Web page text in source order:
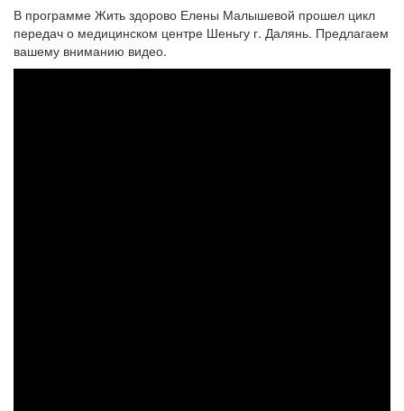
В программе Жить здорово Елены Малышевой прошел цикл
передач о медицинском центре Шеньгу г. Далянь. Предлагаем
вашему вниманию видео.